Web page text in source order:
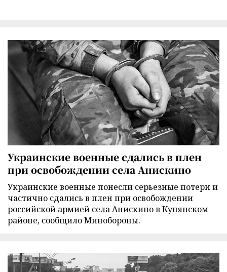
Украинские военные сдались в плен
при освобождении села Анискино
Украинские военные понесли серьезные потери и
частично сдались в плен при освобождении
российской армией села Анискино в Купянском
районе, сообщило Минобороны.